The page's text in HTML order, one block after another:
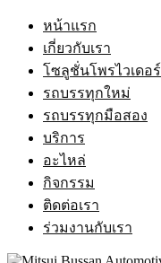
หน้าแรก
เกี่ยวกับเรา
โซลูชั่นโพรไวเดอร์
รถบรรทุกใหม่
รถบรรทุกมือสอง
บริการ
อะไหล่
กิจกรรม
ติดต่อเรา
ร่วมงานกับเรา